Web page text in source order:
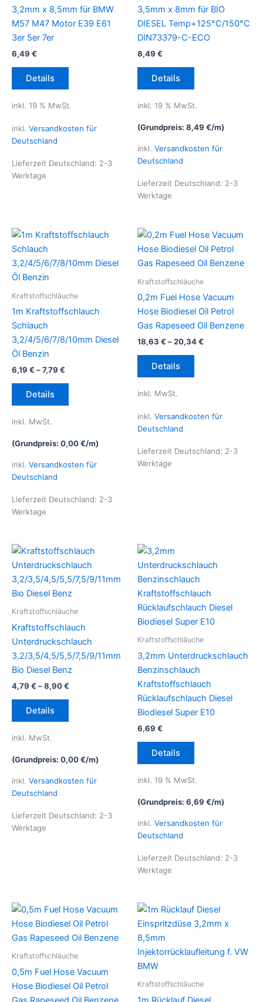
3,2mm x 8,5mm für BMW
M57 M47 Motor E39 E61
3er 5er 7er
6,49 €
Details
inkl. 19 % MwSt.
inkl. Versandkosten für
Deutschland
Lieferzeit Deutschland: 2-3
Werktage
3,5mm x 8mm für BIO
DIESEL Temp+125°C/150°C
DIN73379-C-ECO
8,49 €
Details
inkl. 19 % MwSt.
(Grundpreis: 8,49 €/m)
inkl. Versandkosten für
Deutschland
Lieferzeit Deutschland: 2-3
Werktage
Kraftstoffschläuche
1m Kraftstoffschlauch
Schlauch
3,2/4/5/6/7/8/10mm Diesel
Öl Benzin
6,19 € –7,79 €
Details
Dieses
Varianten
Die
können
gewählt
werden
inkl. MwSt.
(Grundpreis: 0,00€/m)
inkl. Versandkosten für
Deutschland
Lieferzeit Deutschland: 2-3
Werktage
Kraftstoffschläuche
0,2m Fuel Hose Vacuum
Hose Biodiesel Oil Petrol
Gas Rapeseed Oil Benzene
18,63 € –20,34€
Details
Dieses
Varianten
Optionen
inkl. MwSt.
inkl. Versandkosten für
Deutschland
Lieferzeit Deutschland: 2-3
Werktage
Kraftstoffschläuche
Kraftstoffschlauch
Unterdruckschlauch
3,2/3,5/4,5/5,5/7,5/9/11mm
Bio Diesel Benz
4,79 € –8,90€
Details
Dieses
Varianten
Die
können
inkl. MwSt.
(Grundpreis: 0,00€/m)
inkl. Versandkosten für
Deutschland
Lieferzeit Deutschland: 2-3
Werktage
Kraftstoffschläuche
3,2mm Unterdruckschlauch
Benzinschlauch
Kraftstoffschlauch
Rücklaufschlauch Diesel
Biodiesel Super E10
6,69 €
Details
inkl. 19 % MwSt.
(Grundpreis: 6,69 €/m)
inkl. Versandkosten für
Deutschland
Lieferzeit Deutschland: 2-3
Werktage
Kraftstoffschläuche
0,5m Fuel Hose Vacuum
Hose Biodiesel Oil Petrol
Kraftstoffschläuche